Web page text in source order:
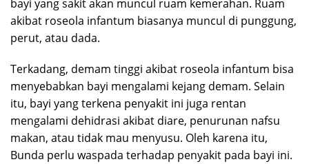
bayi yang sakit akan muncul ruam kemerahan. Ruam
akibat roseola infantum biasanya muncul di punggung,
perut, atau dada.
Terkadang, demam tinggi akibat roseola infantum bisa
menyebabkan bayi mengalami kejang demam. Selain
itu, bayi yang terkena penyakit ini juga rentan
mengalami dehidrasi akibat diare, penurunan nafsu
makan, atau tidak mau menyusu. Oleh karena itu,
Bunda perlu waspada terhadap penyakit pada bayi ini.